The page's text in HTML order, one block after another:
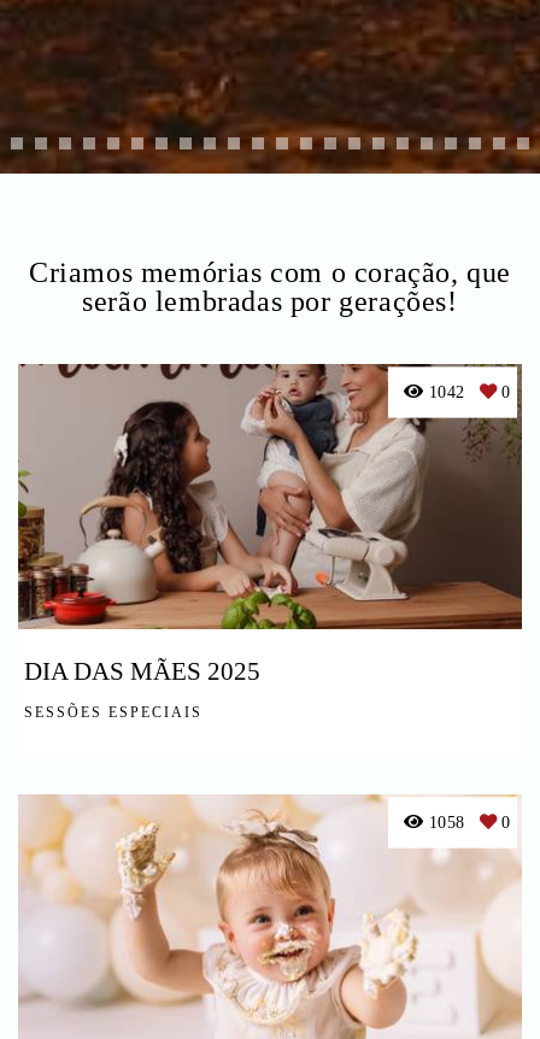
Criamos memórias com o coração, que
serão lembradas por gerações!
DIA DAS MÃES 2025
SESSÕES ESPECIAIS
1042 0
1058 0